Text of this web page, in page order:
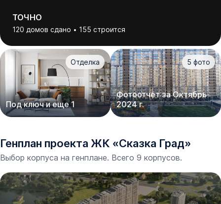
ТОЧНО
120 домов сдано 155 строится
Отделка
Под ключ и еще 1
5 фото
Фотоотчёт за Октябрь
2024 г.
Генплан проекта ЖК «Сказка Град»
Выбор корпуса на генплане. Всего 9 корпусов.